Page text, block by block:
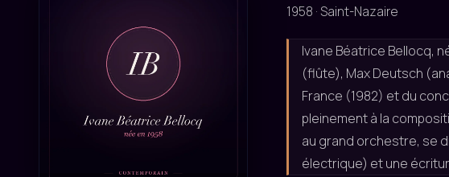
1958 · Saint-Nazaire
Ivane Béatrice Bellocq,
(flûte), Max Deutsch
France (1982) et du
pleinement à la
au grand orchestre, se
électrique) et une